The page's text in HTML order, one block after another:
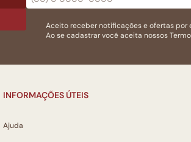
Aceito receber notificações e ofertas por
Ao se cadastrar você aceita nossos
INFORMAÇÕES ÚTEIS
Ajuda